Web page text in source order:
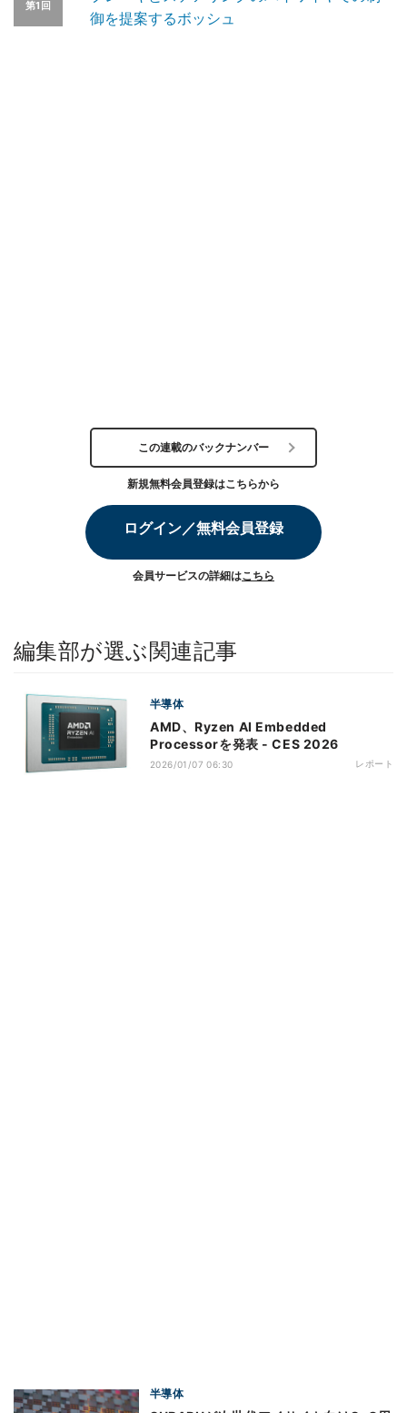
第1回
御を提案するボッシュ
この連載のバックナンバー
新規無料会員登録はこちらから
ログイン／無料会員登録
会員サービスの詳細はこちら
編集部が選ぶ関連記事
半導体
AMD、Ryzen AI Embedded
Processorを発表 - CES 2026
2026/01/07 06:30 レポート
半導体